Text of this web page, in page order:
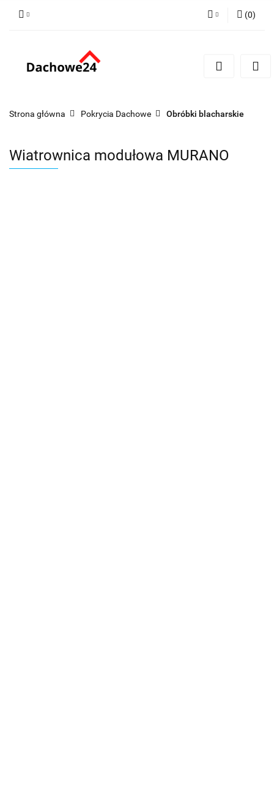
Zarejestruj się
(0)
Strona główna Pokrycia Dachowe Obróbki blacharskie
Wiatrownica modułowa MURANO